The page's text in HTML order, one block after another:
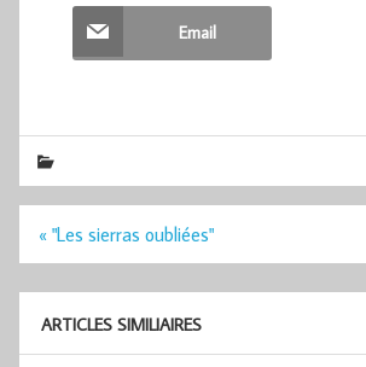
Email
Navigation
« "Les sierras oubliées"
ARTICLES SIMILIAIRES